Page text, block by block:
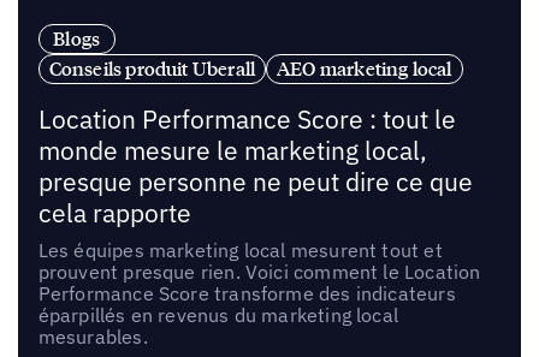
Blogs
Conseils produit Uberall
AEO marketing local
Location Performance Score : tout le
monde mesure le marketing local,
presque personne ne peut dire ce que
cela rapporte
Les équipes marketing local mesurent tout et
prouvent presque rien. Voici comment le Location
Performance Score transforme des indicateurs
éparpillés en revenus du marketing local
mesurables.